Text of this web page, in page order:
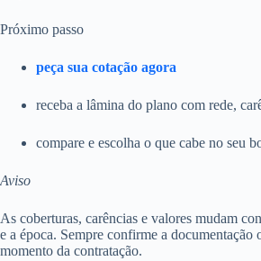
Próximo passo
peça sua cotação agora
receba a lâmina do plano com rede,
compare e escolha o que cabe no seu
Aviso
As coberturas, carências e valores mudam
e a época. Sempre confirme a documentação
momento da contratação.